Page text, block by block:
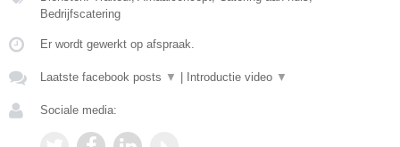
Bedrijfscatering
Er wordt gewerkt op afspraak.
Laatste facebook posts ▼ Introductie video ▼
Sociale media: